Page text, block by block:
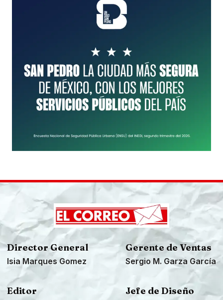
Director General
Isia Marques Gomez
Gerente de Ventas
Sergio M. Garza García
Editor Jefe de Diseño